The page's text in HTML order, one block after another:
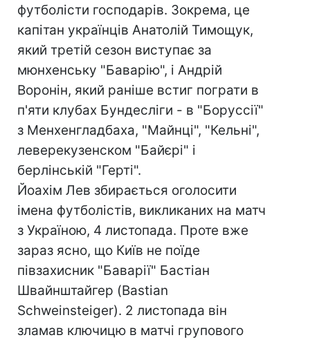
футболісти господарів. Зокрема, це
капітан українців Анатолій Тимощук,
який третій сезон виступає за
мюнхенську "Баварію", і Андрій
Воронін, який раніше встиг пограти в
п'яти клубах Бундесліги - в "Боруссії"
з Менхенгладбаха, "Майнці", "Кельні",
леверекузенском "Байєрі" і
берлінській "Герті".
Йоахім Лев збирається оголосити
імена футболістів, викликаних на матч
з Україною, 4 листопада. Проте вже
зараз ясно, що Київ не поїде
півзахисник "Баварії" Бастіан
Швайнштайгер (Bastian
Schweinsteiger). 2 листопада він
зламав ключицю в матчі групового